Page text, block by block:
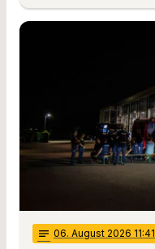
notes 06. August 2026 11:41